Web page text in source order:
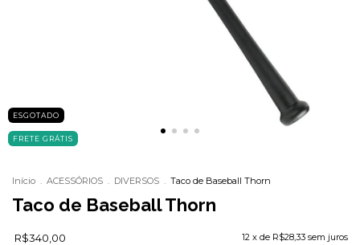
ESGOTADO
FRETE GRÁTIS
Início . ACESSÓRIOS . DIVERSOS . Taco de Baseball Thorn
Taco de Baseball Thorn
R$340,00 12 x de R$28,33 sem juros